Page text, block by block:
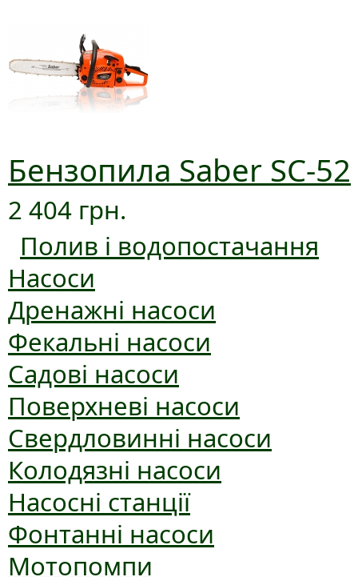
Бензопила Saber SC-52
2 404 грн.
Полив і водопостачання
Насоси
Дренажні насоси
Фекальні насоси
Садові насоси
Поверхневі насоси
Свердловинні насоси
Колодязні насоси
Насосні станції
Фонтанні насоси
Мотопомпи